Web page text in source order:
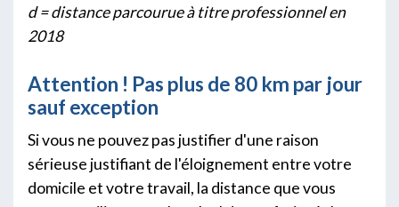
d = distance parcourue à titre professionnel en
2018
Attention ! Pas plus de 80 km par jour
sauf exception
Si vous ne pouvez pas justifier d'une raison
sérieuse justifiant de l'éloignement entre votre
domicile et votre travail, la distance que vous